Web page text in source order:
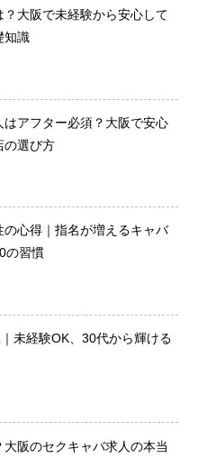
？大阪で未経験から安心して
知識
はアフター必須？大阪で安心
の選び方
の心得｜指名が増えるキャバ
の習慣
未経験OK、30代から輝ける
阪のセクキャバ求人の本当